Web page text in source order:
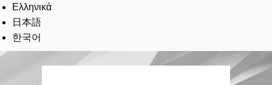
Ελληνικά
日本語
한국어